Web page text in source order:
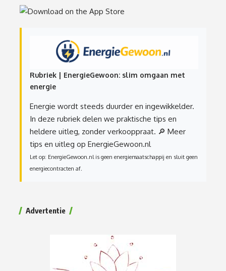
Rubriek | EnergieGewoon: slim omgaan met
energie
Energie wordt steeds duurder en ingewikkelder.
In deze rubriek delen we praktische tips en
heldere uitleg, zonder verkooppraat. 🔎 Meer
tips en uitleg op EnergieGewoon.nl
Let op: EnergieGewoon.nl is geen energiemaatschappij en sluit geen
energiecontracten af.
Advertentie